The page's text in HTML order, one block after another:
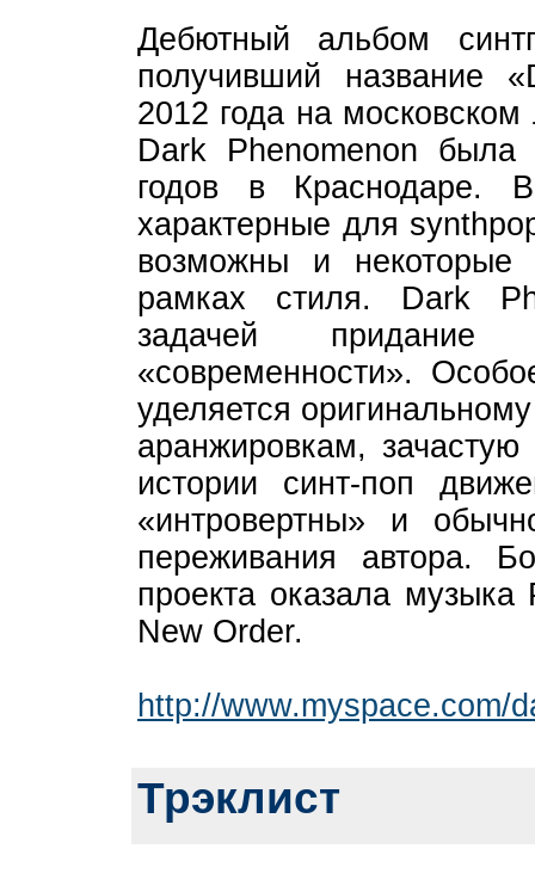
Дебютный альбом
получивший название
2012 года на
Dark Phenomenon была
годов в Краснодаре.
характерные для
возможны и некоторые
рамках стиля. Dark
задачей
«современности».
уделяется
аранжировкам,
истории синт-поп
«интровертны» и
переживания автора.
проекта оказала
New Order.
http://www.myspace.com/
Трэклист